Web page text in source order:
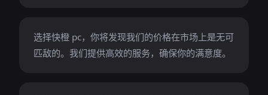
选择快橙 pc，你将发现我们的价格在市场上是无可
匹敌的。我们提供高效的服务，确保你的满意度。